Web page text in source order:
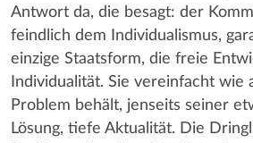
Antwort da, die besagt: der
feindlich dem Individualismus,
einzige Staatsform, die freie
Individualität. Sie vereinfacht wie
Problem behält, jenseits seiner
Lösung, tiefe Aktualität. Die